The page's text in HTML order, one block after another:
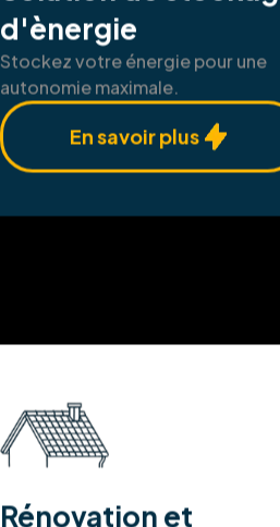
Solution de stockage
d'ènergie
Stockez votre énergie pour une
autonomie maximale.
En savoir plus